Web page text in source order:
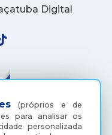
(próprios e de
para analisar os
personalizada
Digital